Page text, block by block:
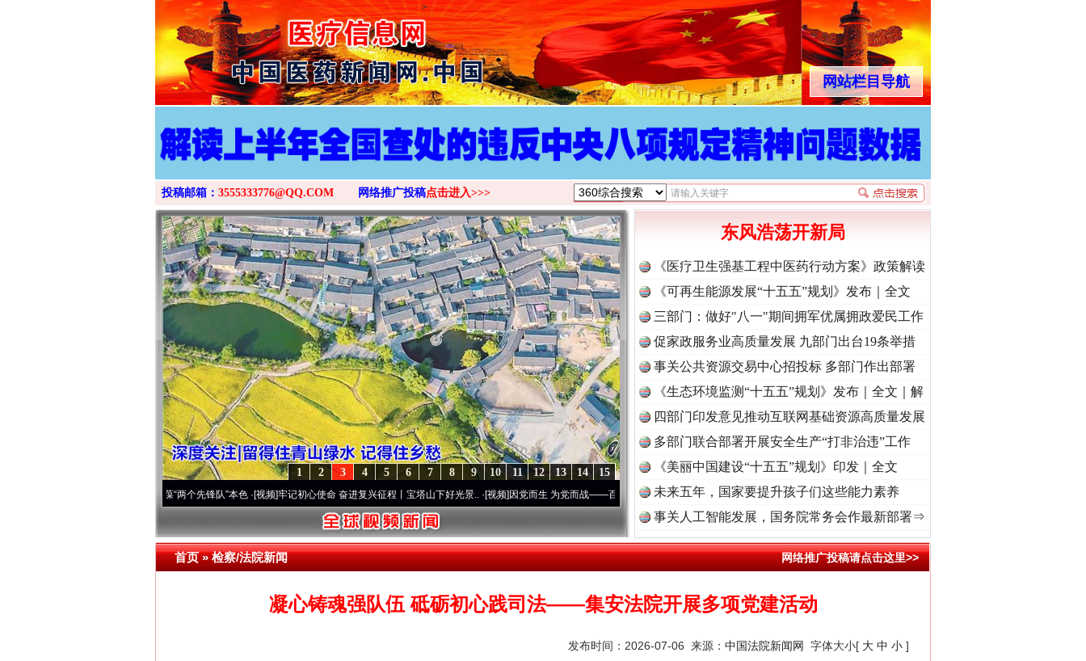
>
网站栏目导航
投稿邮箱： 3555333776@QQ.COM 网络推广投稿点击进入>>>
15
14
13
12
11
10
9
8
7
6
5
4
3
2
1
永葆“两个先锋队”本色·[视频]牢记初心使命 奋进复兴征程丨宝塔山下好光景..·[视频]因党而生 为党而战——百年“纪”事⑧加强纪律..·[视频]牢记初心使命 奋进复兴征程丨“转折之城”激荡.. ·[视频]
东风浩荡开新局
《医疗卫生强基工程中医药行动方案》政策解读
《可再生能源发展“十五五”规划》发布｜全文
三部门：做好"八一"期间拥军优属拥政爱民工作
促家政服务业高质量发展 九部门出台19条举措
事关公共资源交易中心招投标 多部门作出部署
《生态环境监测“十五五”规划》发布｜全文｜解
读
四部门印发意见推动互联网基础资源高质量发展
多部门联合部署开展安全生产“打非治违”工作
《美丽中国建设“十五五”规划》印发｜全文
未来五年，国家要提升孩子们这些能力素养
事关人工智能发展，国务院常务会作最新部署⇒
首页»检察/法院新闻 网络推广投稿请点击这里>>
凝心铸魂强队伍 砥砺初心践司法——集安法院开展多项党建活动
发布时间：2026-07-06 来源： 中国法院新闻网 字体大小[ 大 中 小 ]